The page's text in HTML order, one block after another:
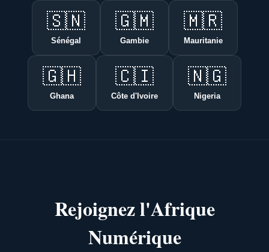
🇸🇳
Sénégal
🇬🇲
Gambie
🇲🇷
Mauritanie
🇬🇭
Ghana
🇨🇮
Côte d'Ivoire
🇳🇬
Nigeria
Rejoignez l'Afrique
Numérique